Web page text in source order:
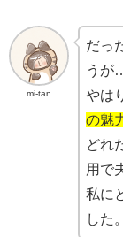
mi-tan
だっ
うが
やは
の魅
どれ
用で
私に
した。